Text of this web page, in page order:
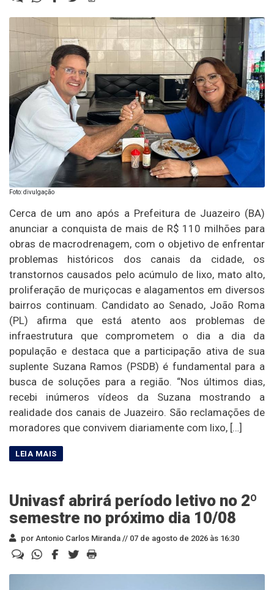
Foto: divulgação
Cerca de um ano após a Prefeitura de Juazeiro (BA)
anunciar a conquista de mais de R$ 110 milhões para
obras de macrodrenagem, com o objetivo de enfrentar
problemas históricos dos canais da cidade, os
transtornos causados pelo acúmulo de lixo, mato alto,
proliferação de muriçocas e alagamentos em diversos
bairros continuam. Candidato ao Senado, João Roma
(PL) afirma que está atento aos problemas de
infraestrutura que comprometem o dia a dia da
população e destaca que a participação ativa de sua
suplente Suzana Ramos (PSDB) é fundamental para a
busca de soluções para a região. “Nos últimos dias,
recebi inúmeros vídeos da Suzana mostrando a
realidade dos canais de Juazeiro. São reclamações de
moradores que convivem diariamente com lixo, […]
Univasf abrirá período letivo no 2º
semestre no próximo dia 10/08
por Antonio Carlos Miranda // 07 de agosto de 2026 às 16:30